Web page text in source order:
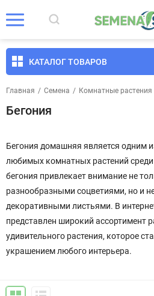
КАТАЛОГ ТОВАРОВ
Главная / Семена / Комнатные растения
Бегония
Бегония домашняя является одним
любимых комнатных растений среди
бегония привлекает внимание не
разнообразными соцветиями, но и
декоративными листьями. В
представлен широкий ассортимент
удивительного растения, которое
украшением любого интерьера.